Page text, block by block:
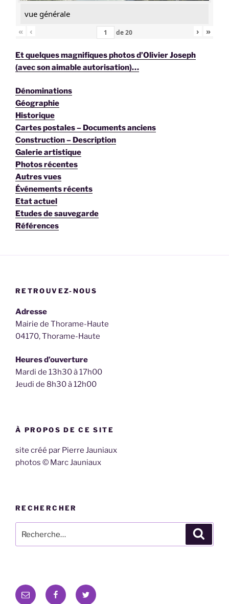
vue générale
«
‹ de20 › »
Et quelques magnifiques photos d’Olivier Joseph
(avec son aimable autorisation)…
Dénominations
Géographie
Historique
Cartes postales – Documents anciens
Construction – Description
Galerie artistique
Photos récentes
Autres vues
Événements récents
Etat actuel
Etudes de sauvegarde
Références
RETROUVEZ-NOUS
Adresse
Mairie de Thorame-Haute
04170, Thorame-Haute
Heures d’ouverture
Mardi de 13h30 à 17h00
Jeudi de 8h30 à 12h00
À PROPOS DE CE SITE
site créé par Pierre Jauniaux
photos © Marc Jauniaux
RECHERCHER
pour
E-
FacebookTwitter